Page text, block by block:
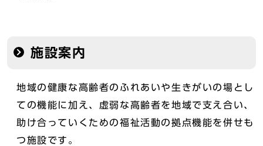
施設案内
地域の健康な高齢者のふれあいや生きがいの場とし
ての機能に加え、虚弱な高齢者を地域で支え合い、
助け合っていくための福祉活動の拠点機能を併せも
つ施設です。